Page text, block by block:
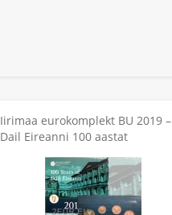
Iirimaa eurokomplekt BU 2019 –
Dail Eireanni 100 aastat